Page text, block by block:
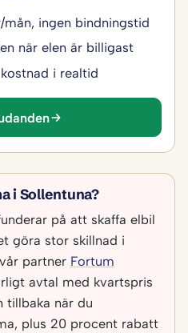
ingen bindningstid
när elen är billigast
i realtid
i Sollentuna?
på att skaffa elbil
göra stor skillnad i
partner Fortum
avtal med kvartspris
tillbaka när du
plus 20 procent rabatt